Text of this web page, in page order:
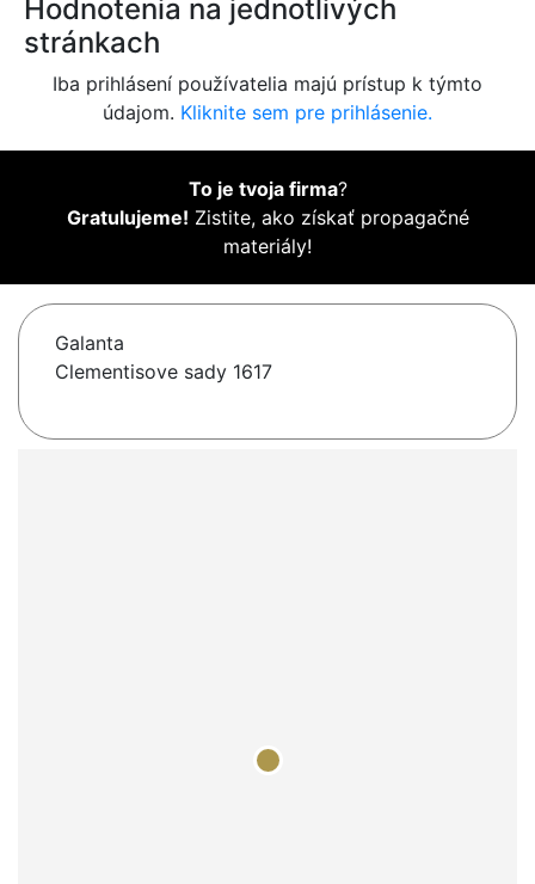
Hodnotenia na jednotlivých
stránkach
Iba prihlásení používatelia majú prístup k týmto
údajom. Kliknite sem pre prihlásenie.
To je tvoja firma?
Gratulujeme! Zistite, ako získať propagačné
materiály!
Galanta
Clementisove sady 1617